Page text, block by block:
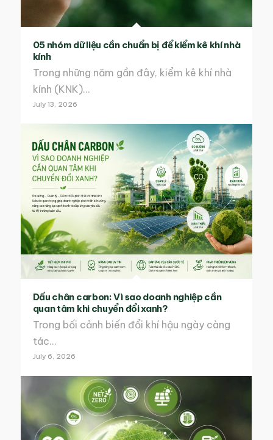
05 nhóm dữ liệu cần chuẩn bị để kiểm kê khí nhà
kính
Trong những năm gần đây, kiểm kê khí nhà
kính (KNK)…
July 13, 2026
Dấu chân carbon: Vì sao doanh nghiệp cần
quan tâm khi chuyển đổi xanh?
Trong bối cảnh biến đổi khí hậu ngày càng
tác…
July 6, 2026